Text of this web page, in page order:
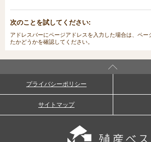
次のことを試してください:
アドレスバーにページアドレスを入力した場合は、ペー
たかどうかを確認してください。
プライバシーポリシー
サイトマップ